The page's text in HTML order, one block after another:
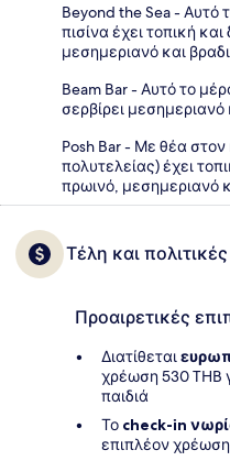
Beyond the Sea - Αυτό
πισίνα έχει τοπική
μεσημεριανό και
Beam Bar - Αυτό το
σερβίρει
Posh Bar - Με θέα
πολυτελείας) έχει
πρωινό, μεσημεριανό
Τέλη και πολιτικές
Προαιρετικές
Διατίθεται
χρέωση 530 THB
παιδιά
Το check-in
επιπλέον